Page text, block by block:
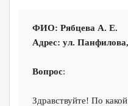
ФИО: Рябцева А. Е.
Адрес: ул. Панфилова,
Вопрос:
Здравствуйте! По